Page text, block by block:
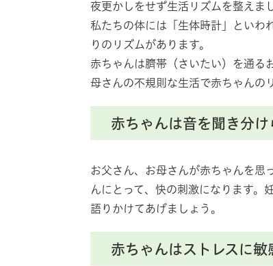
夜更かしをせず生活リズムを整えま
私たちの体には「生体時計」といわ
りのリズムがあります。
赤ちゃんは臍帯（さいたい）を通る
母さんの不規則な生活で赤ちゃんの
赤ちゃんは音を聞き分け
お父さん、お母さんが赤ちゃんを思
んにとって、快の刺激になります。
語りかけてあげましょう。
赤ちゃんはストレスに敏